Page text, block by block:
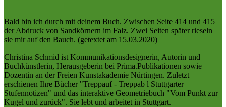
Bald bin ich durch mit deinem Buch. Zwischen Seite 414 und 415
der Abdruck von Sandkörnern im Falz. Zwei Seiten später rieseln
sie mir auf den Bauch. (getextet am 15.03.2020)
Christina Schmid ist Kommunikationsdesignerin, Autorin und
Buchkünstlerin, Herausgeberin bei Prima.Publikationen sowie
Dozentin an der Freien Kunstakademie Nürtingen. Zuletzt
erschienen Ihre Bücher "Treppauf - Treppab l Stuttgarter
Stufennotizen" und das interaktive Geometriebuch "Vom Punkt zur
Kugel und zurück". Sie lebt und arbeitet in Stuttgart.